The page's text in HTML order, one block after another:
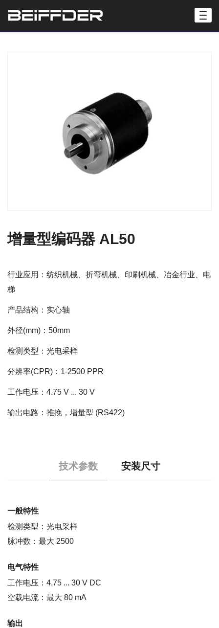
增量型编码器 AL50
行业应用：纺织机械、折弯机械、印刷机械、冶金行业、电
梯
产品结构：实心轴
外径(mm)：50mm
检测类型：光电采样
分辨率(CPR)：1-2500 PPR
工作电压：4.75 V ... 30 V
输出电路：推挽，增量型 (RS422)
技术参数 安装尺寸
一般特性
检测类型：光电采样
脉冲数：最大 2500
电气特性
工作电压：4,75 ... 30 V DC
空载电流：最大 80 mA
输出